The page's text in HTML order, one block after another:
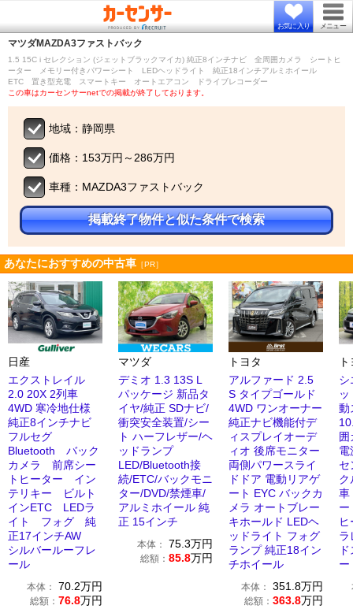
お気に入り メニュー
マツダMAZDA3ファストバック
1.5 15C i セレクション (ジェットブラックマイカ) 純正8インチナビ 全周囲カメラ シートヒ
ーター メモリー付きパワーシート LEDヘッドライト 純正18インチアルミホイール
ETC 置き型充電 スマートキー オートエアコン ドライブレコーダー
この車はカーセンサーnetでの掲載が終了しております。
地域：静岡県
価格：153万円～286万円
車種：MAZDA3ファストバック
掲載終了物件と似た条件で検索
あなたにおすすめの中古車 ［PR］
日産
エクストレイル
2.0 20X 2列車
4WD 寒冷地仕様
純正8インチナビ
フルセグ
Bluetooth バック
カメラ 前席シー
トヒーター イン
テリキー ビルト
インETC LEDラ
イト フォグ 純
正17インチAW
シルバールーフレ
ール
本体： 70.2万円
総額： 76.8万円
マツダ
デミオ 1.3 13S L
パッケージ 新品タ
イヤ/純正 SDナビ/
衝突安全装置/シー
ト ハーフレザー/ヘ
ッドランプ
LED/Bluetooth接
続/ETC/バックモニ
ター/DVD/禁煙車/
アルミホイール 純
正 15インチ
本体： 75.3万円
総額： 85.8万円
トヨタ
アルファード 2.5
S タイプゴールド
4WD ワンオーナー
純正ナビ機能付デ
ィスプレイオーデ
ィオ 後席モニター
両側パワースライ
ドドア 電動リアゲ
ート EYC バックカ
メラ オートブレー
キホールド LEDヘ
ッドライト フォグ
ランプ 純正18イン
チホイール
本体： 351.8万円
総額： 363.8万円
シ
動
車